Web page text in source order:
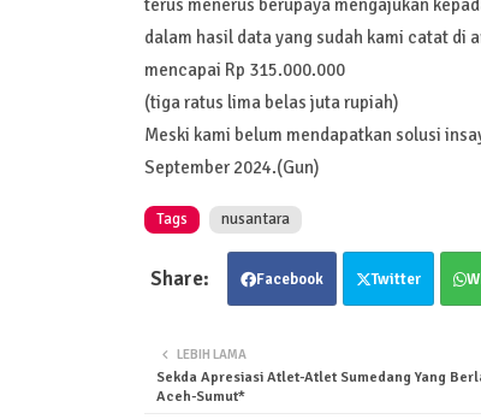
dalam hasil data yang sudah kami catat di
mencapai Rp 315.000.000
(tiga ratus lima belas juta rupiah)
Meski kami belum mendapatkan solusi
September 2024.(Gun)
Tags nusantara
Facebook Twitter
LEBIH LAMA
Sekda Apresiasi Atlet-Atlet Sumedang Yang
Aceh-Sumut*